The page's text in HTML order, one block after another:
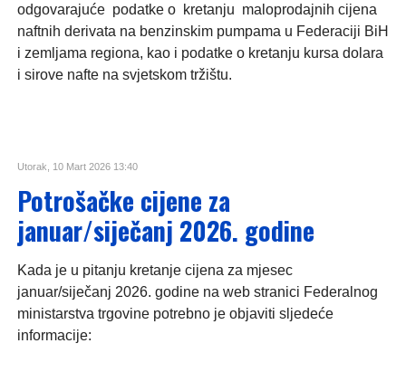
odgovarajuće podatke o kretanju maloprodajnih cijena
naftnih derivata na benzinskim pumpama u Federaciji BiH
i zemljama regiona, kao i podatke o kretanju kursa dolara
i sirove nafte na svjetskom tržištu.
Utorak, 10 Mart 2026 13:40
Potrošačke cijene za
januar/siječanj 2026. godine
Kada je u pitanju kretanje cijena za mjesec
januar/siječanj 2026. godine na web stranici Federalnog
ministarstva trgovine potrebno je objaviti sljedeće
informacije: